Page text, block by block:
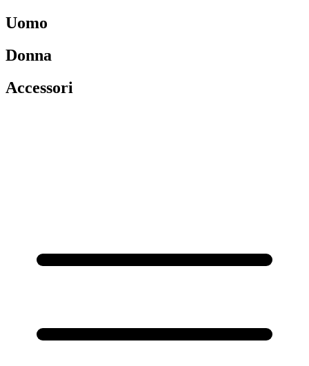
Uomo
Donna
Accessori